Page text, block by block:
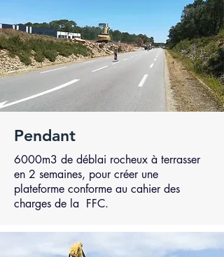
Pendant
6000m3 de déblai rocheux à terrasser
en 2 semaines, pour créer une
plateforme conforme au cahier des
charges de la FFC.